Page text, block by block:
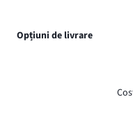
Opțiuni de livrare